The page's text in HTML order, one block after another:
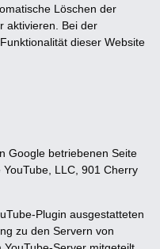
Löschen der
aktivieren. Bei der
dieser Website
Google betriebenen Seite
LLC, 901 Cherry
Plugin ausgestatteten
zu den Servern von